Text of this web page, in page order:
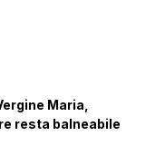
Maria,
resta balneabile